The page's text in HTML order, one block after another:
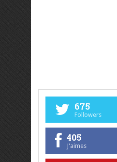
675
Followers
405
J'aimes